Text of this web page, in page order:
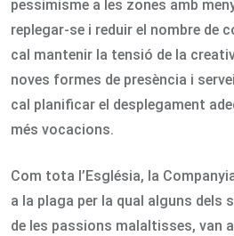
pessimisme a les zones amb
replegar-se i reduir el nombre de
cal mantenir la tensió de la
noves formes de presència i
cal planificar el desplegament
més vocacions.
Com tota l’Església, la
a la plaga per la qual alguns dels
de les passions malaltisses, van